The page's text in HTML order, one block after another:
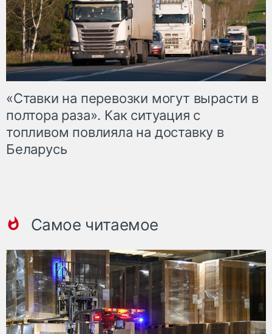
«Ставки на перевозки могут вырасти в
полтора раза». Как ситуация с
топливом повлияла на доставку в
Беларусь
Самое читаемое